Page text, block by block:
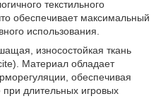
текстильного
обеспечивает максимальный
использования.
износостойкая ткань
Материал обладает
обеспечивая
длительных игровых